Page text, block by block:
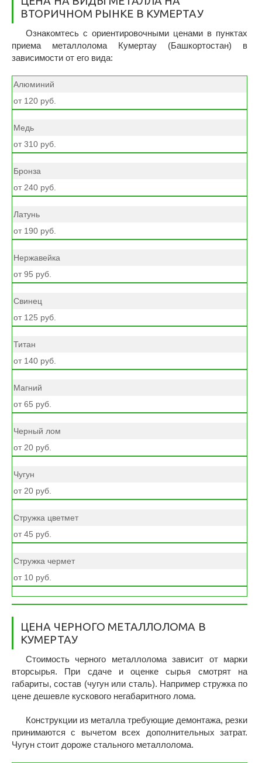
ВТОРИЧНОМ РЫНКЕ В КУМЕРТАУ
Ознакомтесь с ориентировочными ценами в пунктах
приема металлолома Кумертау (Башкортостан) в
зависимости от его вида:
Алюминий
от 120 руб.
Медь
от 310 руб.
Бронза
от 240 руб.
Латунь
от 190 руб.
Нержавейка
от 95 руб.
Свинец
от 125 руб.
Титан
от 140 руб.
Магний
от 65 руб.
Черный лом
от 20 руб.
Чугун
от 20 руб.
Стружка цветмет
от 45 руб.
Стружка чермет
от 10 руб.
ЦЕНА ЧЕРНОГО МЕТАЛЛОЛОМА В
КУМЕРТАУ
Стоимость черного металлолома зависит от марки
вторсырья. При сдаче и оценке сырья смотрят на
габариты, состав (чугун или сталь). Например стружка по
цене дешевле кускового негабаритного лома.
Конструкции из металла требующие демонтажа, резки
принимаются с вычетом всех дополнительных затрат.
Чугун стоит дороже стального металлолома.